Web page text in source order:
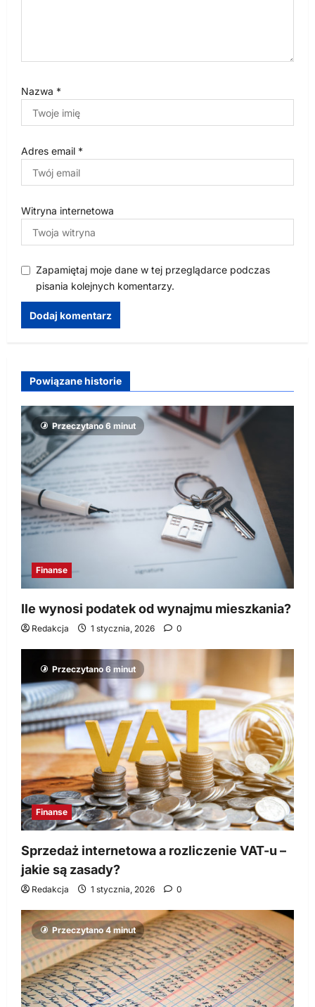
Nazwa *
Adres email *
Witryna internetowa
Zapamiętaj moje dane w tej przeglądarce podczas
pisania kolejnych komentarzy.
Powiązane historie
Przeczytano 6 minut
Finanse
Ile wynosi podatek od wynajmu mieszkania?
Redakcja 1 stycznia, 2026 0
Przeczytano 6 minut
Finanse
Sprzedaż internetowa a rozliczenie VAT-u –
jakie są zasady?
Redakcja 1 stycznia, 2026 0
Przeczytano 4 minut